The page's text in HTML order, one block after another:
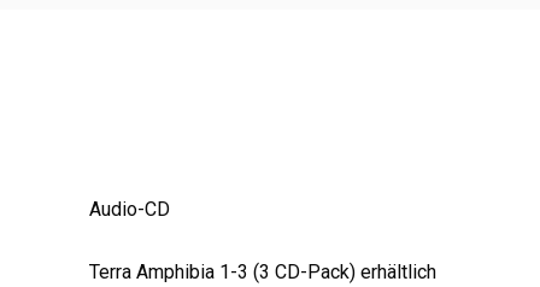
Audio-CD
Terra Amphibia 1-3 (3 CD-Pack) erhältlich